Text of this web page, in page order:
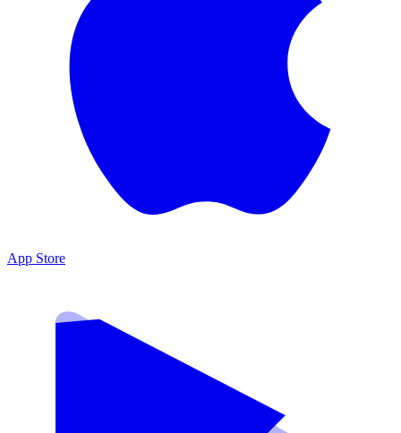
App Store